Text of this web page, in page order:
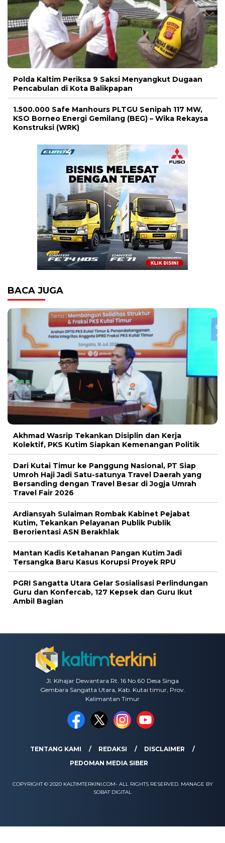
Polda Kaltim Periksa 9 Saksi Menyangkut Dugaan
Pencabulan di Kota Balikpapan
1.500.000 Safe Manhours PLTGU Senipah 117 MW,
KSO Borneo Energi Gemilang (BEG) – Wika Rekaysa
Konstruksi (WRK)
BACA JUGA
Akhmad Wasrip Tekankan Disiplin dan Kerja
Kolektif, PKS Kutim Siapkan Kemenangan Politik
Dari Kutai Timur ke Panggung Nasional, PT Siap
Umroh Haji Jadi Satu-satunya Travel Daerah yang
Bersanding dengan Travel Besar di Jogja Umrah
Travel Fair 2026
Ardiansyah Sulaiman Rombak Kabinet Pejabat
Kutim, Tekankan Pelayanan Publik Publik
Berorientasi ASN Berakhlak
Mantan Kadis Ketahanan Pangan Kutim Jadi
Tersangka Baru Kasus Korupsi Proyek RPU
PGRI Sangatta Utara Gelar Sosialisasi Perlindungan
Guru dan Konfercab, 127 Kepsek dan Guru Ikut
Ambil Bagian
Jl. Kihajar Dewantara Rt. 16 No.60 Desa Singa
Gembara Sangatta Utara, Kab. Kutai timur, Prov.
Kalimantan Timur
TENTANG KAMI REDAKSI
DISCLAIMER
PEDOMAN MEDIA SIBER
COPYRIGHT © 2020 KALTIMTERKINI.COM- ALL RIGHTS RESERVED. MANAGE BY
SOBAT DIGITAL